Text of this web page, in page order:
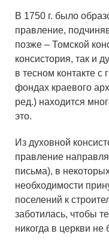
В 1750 г. было
правление,
позже – Томской
консистория, так и
в тесном контакте
фондах краевого
ред.) находится
это.
Из духовной
правление
письма), в
необходимости
поселений к
заботилась, чтобы
никогда в церкви